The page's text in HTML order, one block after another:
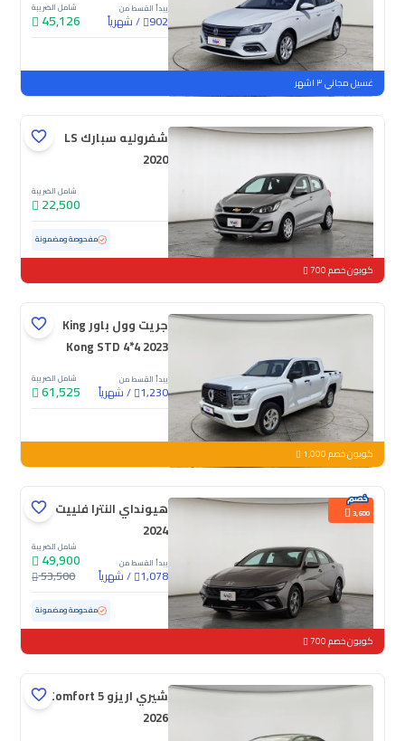
يبدأ القسط من
902
/شهرياً
شامل الضريبة
45,126
جديدة
غسيل مجاني ٣ اشهر
شفروليه سبارك LS
2020
شامل الضريبة
22,500
مستعملة 152,867 كم مفحوصة ومضمونة
كوبون خصم 700
جريت وول باور King
Kong STD 4*4 2023
يبدأ القسط من
1,230
/شهرياً
شامل الضريبة
61,525
جديدة
كوبون خصم 1,000
3,600
هيونداي النترا فلييت
2024
يبدأ القسط من
1,078
/شهرياً
شامل الضريبة
49,900
53,500
مستعملة 76,154 كم مفحوصة ومضمونة
كوبون خصم 700
شيري اريزو 5 Comfort
2026